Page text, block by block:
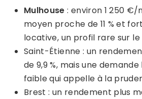
Mulhouse : environ 1 250 €/
moyen proche de 11 % et
locative, un profil rare sur
Saint-Étienne : un
de 9,9 %, mais une
faible qui appelle à la
Brest : un rendement plus